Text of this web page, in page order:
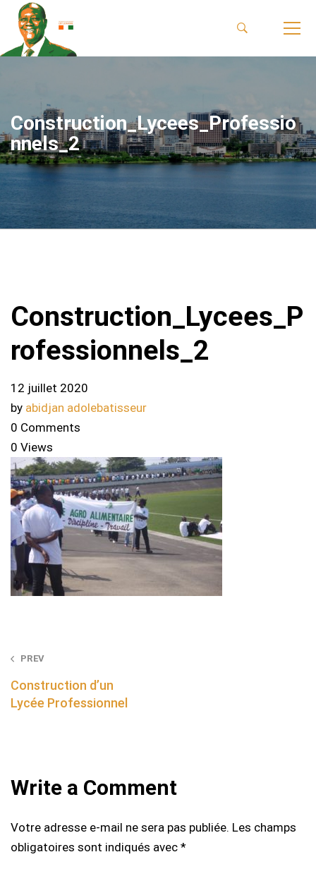
Construction_Lycees_Professio
nnels_2
Construction_Lycees_P
rofessionnels_2
12 juillet 2020
by abidjan adolebatisseur
0 Comments
0 Views
Post
navigation
PREV
Construction d’un
Lycée Professionnel
Write a Comment
Votre adresse e-mail ne sera pas publiée. Les champs
obligatoires sont indiqués avec *